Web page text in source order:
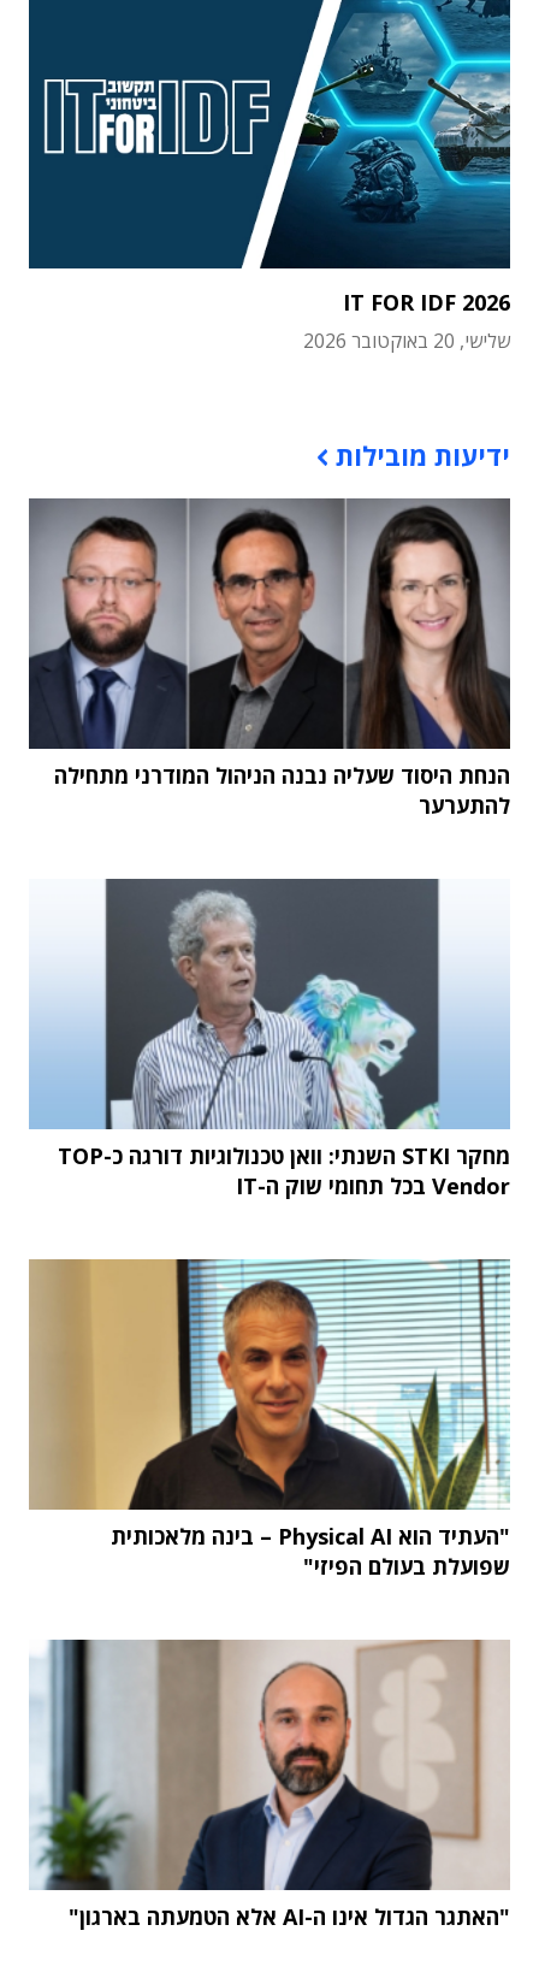
IT FOR IDF 2026
שלישי, 20 באוקטובר 2026
ידיעות מובילות
הנחת היסוד שעליה נבנה הניהול המודרני מתחילה
להתערער
מחקר STKI השנתי: וואן טכנולוגיות דורגה כ-TOP
Vendor בכל תחומי שוק ה-IT
"העתיד הוא Physical AI – בינה מלאכותית
שפועלת בעולם הפיזי"
"האתגר הגדול אינו ה-AI אלא הטמעתה בארגון"